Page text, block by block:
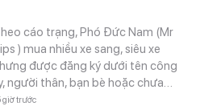
cáo trạng, Phó Đức Nam (Mr
) mua nhiều xe sang, siêu xe
được đăng ký dưới tên công
người thân, bạn bè hoặc chưa…
giờ trước